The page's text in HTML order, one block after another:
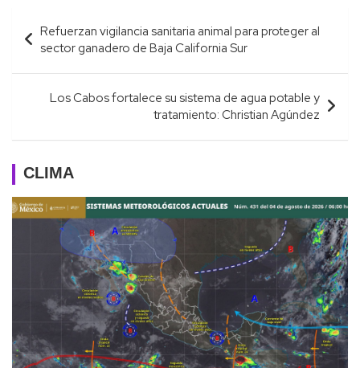
Navegación
de
entradas
Refuerzan vigilancia sanitaria animal para proteger al
sector ganadero de Baja California Sur
Los Cabos fortalece su sistema de agua potable y
tratamiento: Christian Agúndez
CLIMA